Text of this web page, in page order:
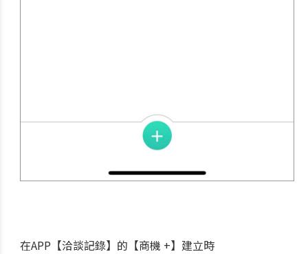
在APP【洽談記錄】的【商機 +】建立時